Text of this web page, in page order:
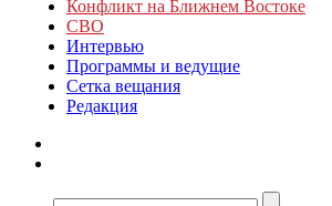
Конфликт на Ближнем Востоке
СВО
Интервью
Программы и ведущие
Сетка вещания
Редакция